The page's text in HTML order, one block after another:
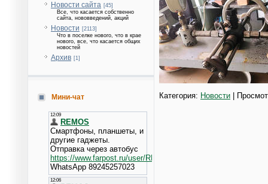
Новости сайта [45]
Все, что касается собственно
сайта, нововведений, акций
Новости [2113]
Что в поселке нового, что в крае
нового, все, что касается общих
новостей
Архив [1]
Мини-чат Категория: Новости |